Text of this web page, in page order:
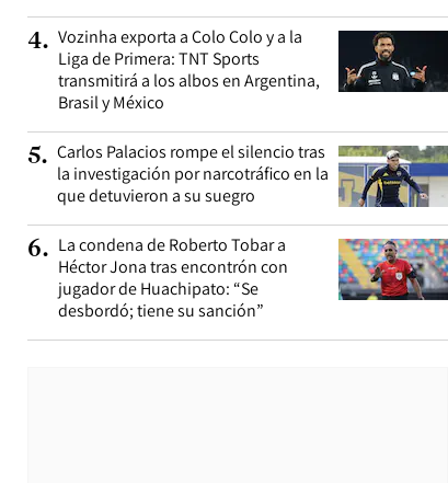
4. Vozinha exporta a Colo Colo y a la
Liga de Primera: TNT Sports
transmitirá a los albos en Argentina,
Brasil y México
5. Carlos Palacios rompe el silencio tras
la investigación por narcotráfico en la
que detuvieron a su suegro
6. La condena de Roberto Tobar a
Héctor Jona tras encontrón con
jugador de Huachipato: “Se
desbordó; tiene su sanción”